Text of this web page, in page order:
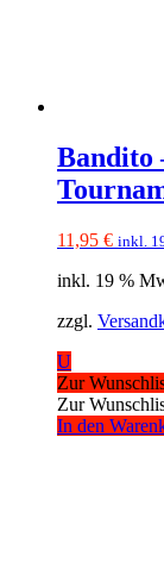
Bandito
11,95 € inkl.
inkl. 19 %
zzgl.
U
Zur
Zur
In den